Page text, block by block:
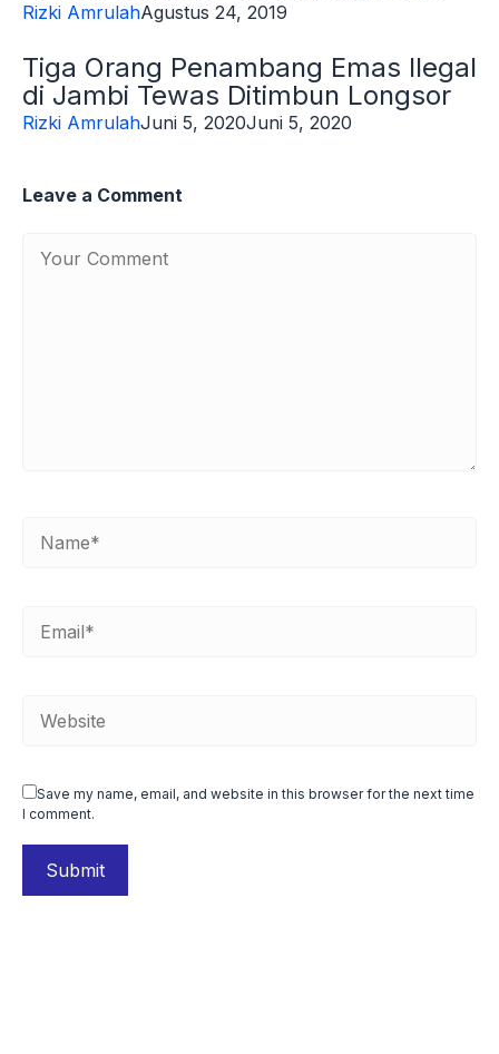
Rizki AmrulahAgustus 24, 2019
Tiga Orang Penambang Emas Ilegal
di Jambi Tewas Ditimbun Longsor
Rizki AmrulahJuni 5, 2020Juni 5, 2020
Leave a Comment
Save my name, email, and website in this browser for the next time
I comment.